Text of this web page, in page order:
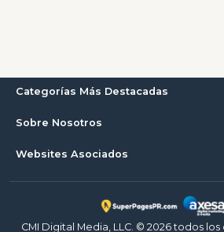
Categorías Más Destacadas
Sobre Nosotros
Websites Asociados
CMI Digital Media, LLC. © 2026 todos